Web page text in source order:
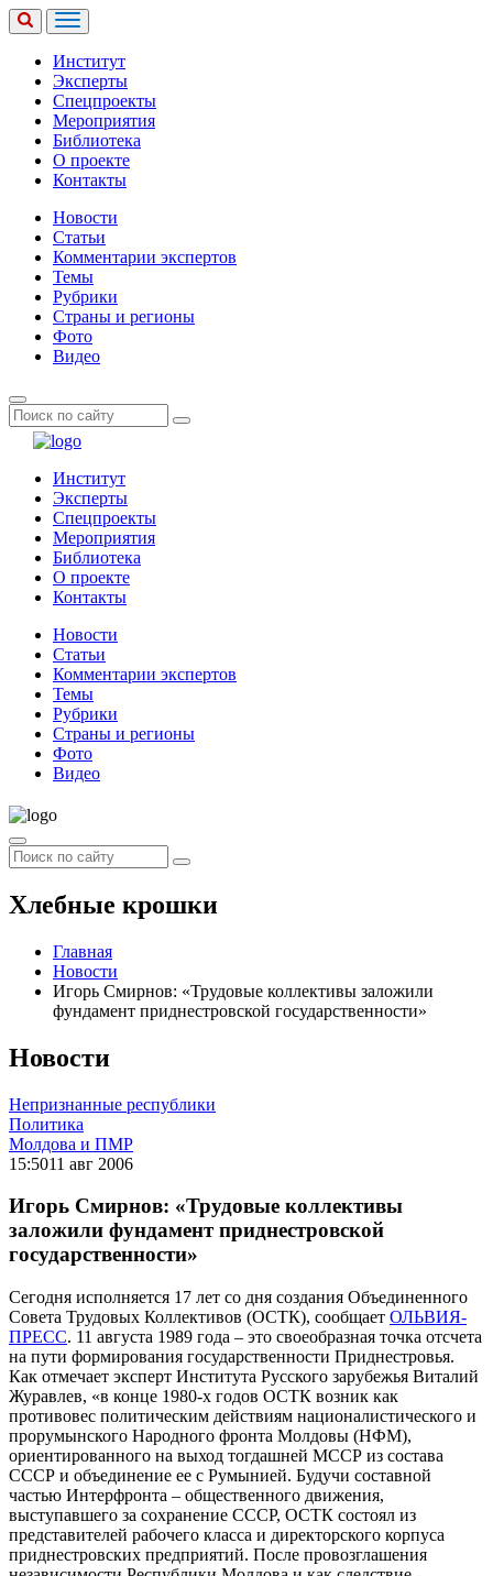
Институт
Эксперты
Спецпроекты
Мероприятия
Библиотека
О проекте
Контакты
Новости
Статьи
Комментарии экспертов
Темы
Рубрики
Страны и регионы
Фото
Видео
Институт
Эксперты
Спецпроекты
Мероприятия
Библиотека
О проекте
Контакты
Новости
Статьи
Комментарии экспертов
Темы
Рубрики
Страны и регионы
Фото
Видео
Хлебные крошки
Главная
Новости
Игорь Смирнов: «Трудовые коллективы заложили
фундамент приднестровской государственности»
Новости
Непризнанные республики
Политика
Молдова и ПМР
15:5011 авг 2006
Игорь Смирнов: «Трудовые коллективы
заложили фундамент приднестровской
государственности»
Сегодня исполняется 17 лет со дня создания Объединенного
Совета Трудовых Коллективов (ОСТК), сообщает ОЛЬВИЯ-
ПРЕСС. 11 августа 1989 года – это своеобразная точка отсчета
на пути формирования государственности Приднестровья.
Как отмечает эксперт Института Русского зарубежья Виталий
Журавлев, «в конце 1980-х годов ОСТК возник как
противовес политическим действиям националистического и
прорумынского Народного фронта Молдовы (НФМ),
ориентированного на выход тогдашней МССР из состава
СССР и объединение ее с Румынией. Будучи составной
частью Интерфронта – общественного движения,
выступавшего за сохранение СССР, ОСТК состоял из
представителей рабочего класса и директорского корпуса
приднестровских предприятий. После провозглашения